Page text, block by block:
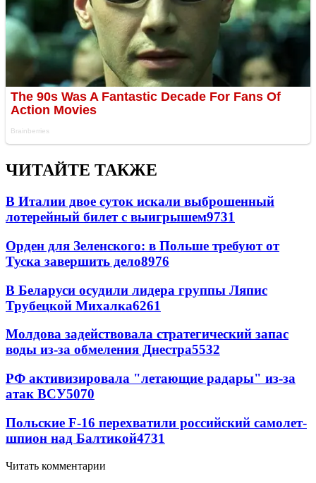
ЧИТАЙТЕ ТАКЖЕ
В Италии двое суток искали выброшенный
лотерейный билет с выигрышем9731
Орден для Зеленского: в Польше требуют от
Туска завершить дело8976
В Беларуси осудили лидера группы Ляпис
Трубецкой Михалка6261
Молдова задействовала стратегический запас
воды из-за обмеления Днестра5532
РФ активизировала "летающие радары" из-за
атак ВСУ5070
Польские F-16 перехватили российский самолет-
шпион над Балтикой4731
Читать комментарии